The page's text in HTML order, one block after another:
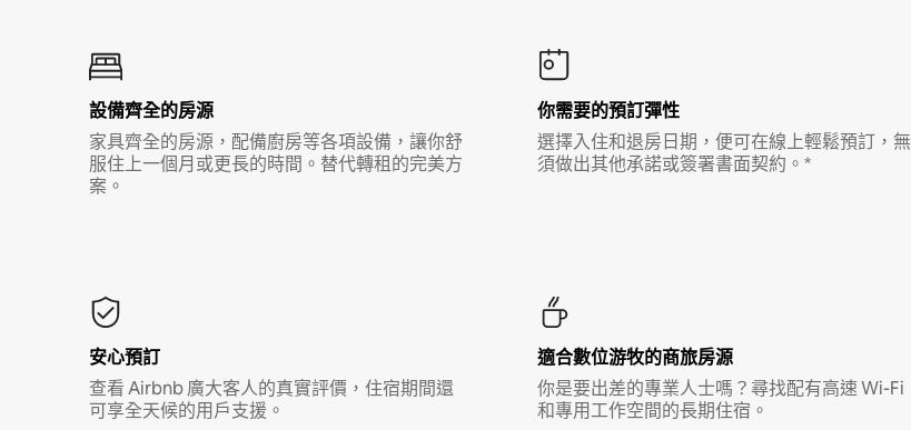
設備齊全的房源
家具齊全的房源，配備廚房等各項設備，讓你舒
服住上一個月或更長的時間。替代轉租的完美方
案。
你需要的預訂彈性
選擇入住和退房日期，便可在線上輕鬆預訂，無
須做出其他承諾或簽署書面契約。*
安心預訂
查看 Airbnb 廣大客人的真實評價，住宿期間還
可享全天候的用戶支援。
適合數位游牧的商旅房源
你是要出差的專業人士嗎？尋找配有高速 Wi-Fi
和專用工作空間的長期住宿。